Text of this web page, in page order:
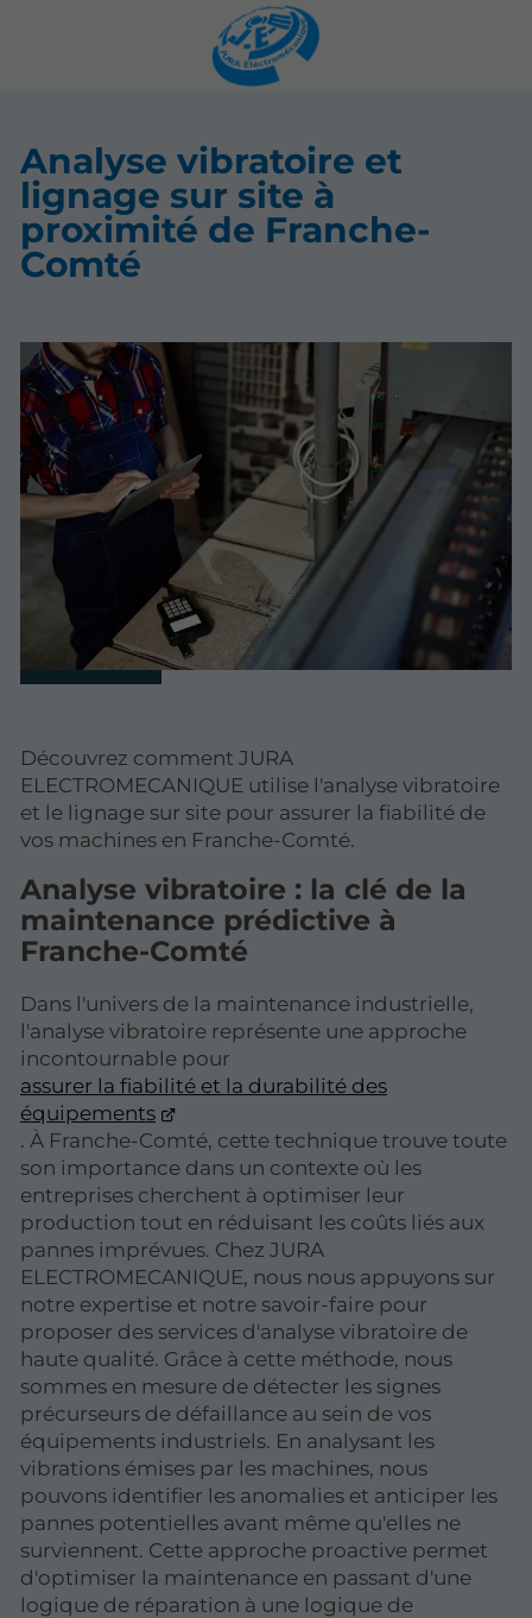
Analyse vibratoire et
lignage sur site à
proximité de Franche-
Comté
Découvrez comment JURA
ELECTROMECANIQUE utilise l'analyse vibratoire
et le lignage sur site pour assurer la fiabilité de
vos machines en Franche-Comté.
Analyse vibratoire : la clé de la
maintenance prédictive à
Franche-Comté
Dans l'univers de la maintenance industrielle,
l'analyse vibratoire représente une approche
incontournable pour
assurer la fiabilité et la durabilité des
équipements
. À Franche-Comté, cette technique trouve toute
son importance dans un contexte où les
entreprises cherchent à optimiser leur
production tout en réduisant les coûts liés aux
pannes imprévues. Chez JURA
ELECTROMECANIQUE, nous nous appuyons sur
notre expertise et notre savoir-faire pour
proposer des services d'analyse vibratoire de
haute qualité. Grâce à cette méthode, nous
sommes en mesure de détecter les signes
précurseurs de défaillance au sein de vos
équipements industriels. En analysant les
vibrations émises par les machines, nous
pouvons identifier les anomalies et anticiper les
pannes potentielles avant même qu'elles ne
surviennent. Cette approche proactive permet
d'optimiser la maintenance en passant d'une
logique de réparation à une logique de